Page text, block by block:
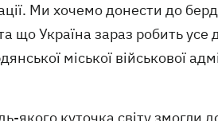
Ми хочемо донести до
що Україна зараз робить усе
міської військової